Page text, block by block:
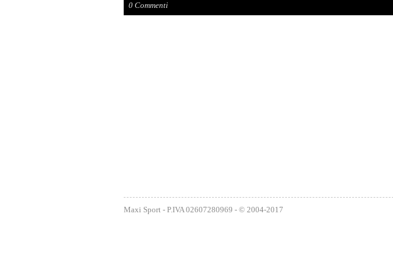
0 Commenti
Maxi Sport - P.IVA 02607280969 - © 2004-2017